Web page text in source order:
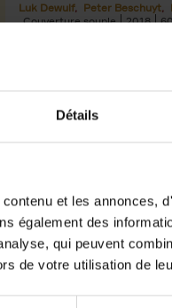
Détails
et les annonces,
également des
qui peuvent
de votre utilisation de
Luk Dewulf Peter Beschuyt
Couverture souple
2018
Couverture souple
2012